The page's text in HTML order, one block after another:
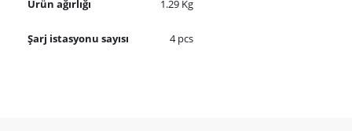
Ürün ağırlığı 1.29 Kg
Şarj istasyonu sayısı 4 pcs